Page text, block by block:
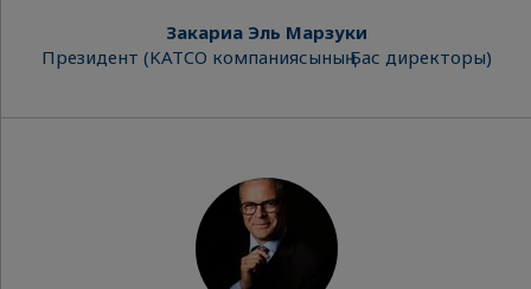
Закариа Эль Марзуки
Президент (KATCO компаниясының Бас директоры)